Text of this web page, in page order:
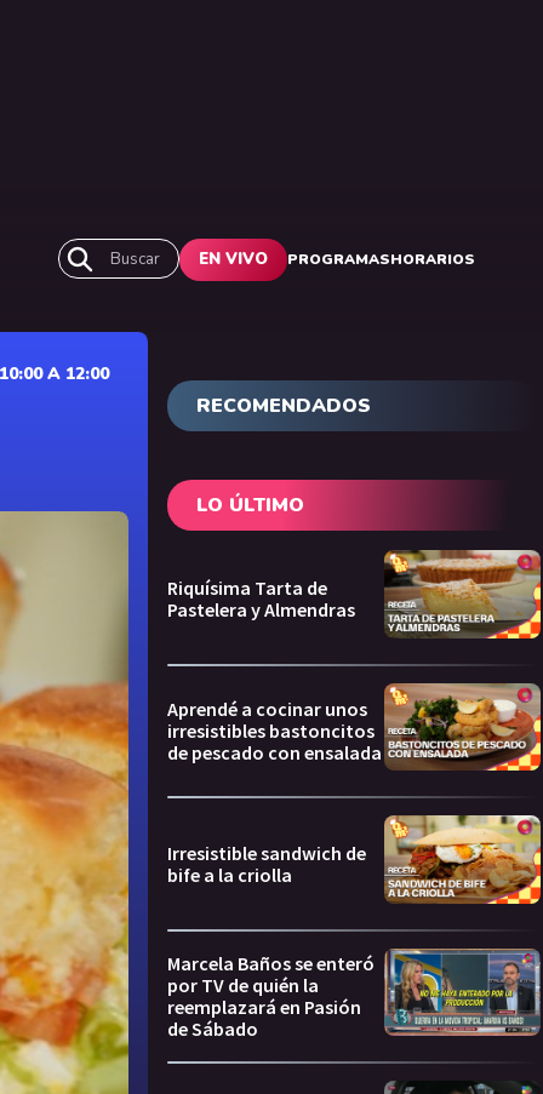
Buscar EN VIVO PROGRAMASHORARIOS
A 12:00
RECOMENDADOS
LO ÚLTIMO
Riquísima Tarta de
Pastelera y Almendras
Aprendé a cocinar unos
irresistibles bastoncitos
de pescado con ensalada
Irresistible sandwich de
bife a la criolla
Marcela Baños se enteró
por TV de quién la
reemplazará en Pasión
de Sábado